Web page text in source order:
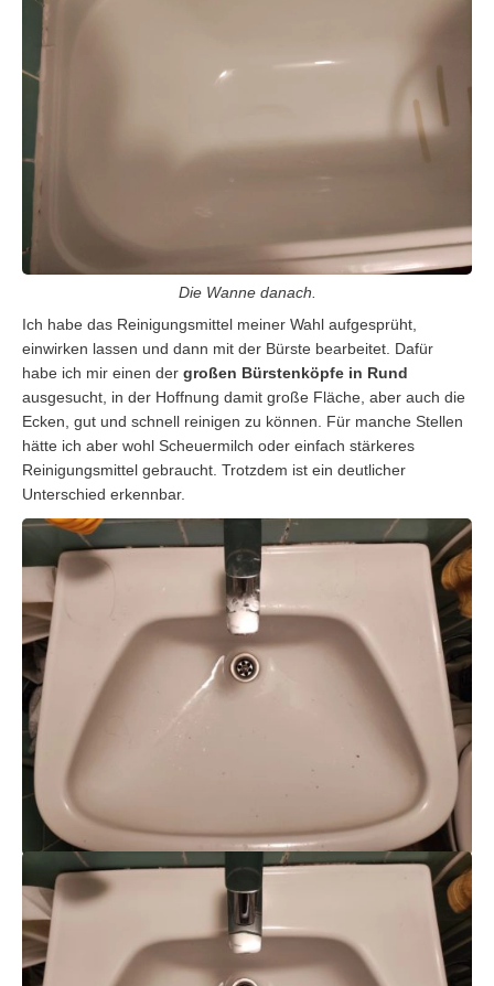
Die Wanne danach.
Ich habe das Reinigungsmittel meiner Wahl aufgesprüht,
einwirken lassen und dann mit der Bürste bearbeitet. Dafür
habe ich mir einen der großen Bürstenköpfe in Rund
ausgesucht, in der Hoffnung damit große Fläche, aber auch die
Ecken, gut und schnell reinigen zu können. Für manche Stellen
hätte ich aber wohl Scheuermilch oder einfach stärkeres
Reinigungsmittel gebraucht. Trotzdem ist ein deutlicher
Unterschied erkennbar.